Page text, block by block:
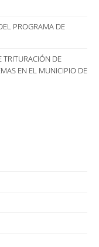
PROGRAMA DE
TRITURACIÓN DE
EN EL MUNICIPIO DE